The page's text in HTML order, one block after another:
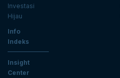
Investasi
Hijau
Info
Indeks
Insight
Center